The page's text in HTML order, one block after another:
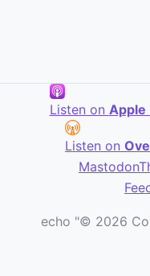
Listen on Apple
Listen on
Mastodon
echo "© 2026